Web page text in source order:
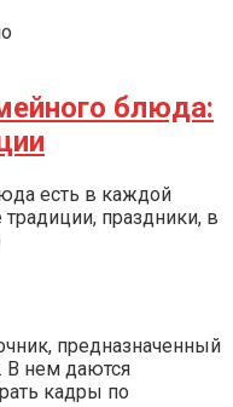
блюда:
есть в каждой
праздники, в
предназначенный
В нем даются
кадры по